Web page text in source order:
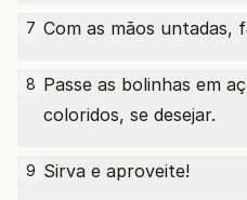
7 Com as mãos untadas,
8 Passe as bolinhas em
coloridos, se desejar.
9 Sirva e aproveite!